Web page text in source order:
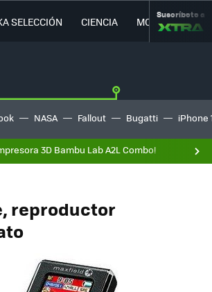
SELECCIÓN CIENCIA MOVILIDAD
Suscríbete a
NASA Fallout Bugatti iPhone
3D Bambu Lab A2L Combo!
reproductor